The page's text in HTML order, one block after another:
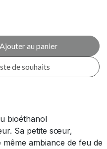
Ajouter au panier
de souhaits
bioéthanol
Sa petite sœur,
ambiance de feu de